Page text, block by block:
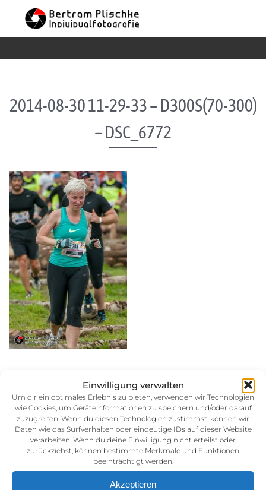
Einwilligung verwalten
Um dir ein optimales Erlebnis zu bieten, verwenden wir Technologien
wie Cookies, um Geräteinformationen zu speichern und/oder darauf
zuzugreifen. Wenn du diesen Technologien zustimmst, können wir
Daten wie das Surfverhalten oder eindeutige IDs auf dieser Website
verarbeiten. Wenn du deine Einwilligung nicht erteilst oder
zurückziehst, können bestimmte Merkmale und Funktionen
beeinträchtigt werden.
Akzeptieren
Skip to content
2014-08-30 11-29-33 – D300S(70-300)
– DSC_6772
30. August 2014
Kategorie: